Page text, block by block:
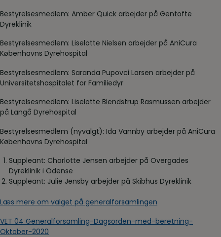
Bestyrelsesmedlem: Amber Quick arbejder på Gentofte
Dyreklinik
Bestyrelsesmedlem: Liselotte Nielsen arbejder på AniCura
Københavns Dyrehospital
Bestyrelsesmedlem: Saranda Pupovci Larsen arbejder på
Universitetshospitalet for Familiedyr
Bestyrelsesmedlem: Liselotte Blendstrup Rasmussen arbejder
på Langå Dyrehospital
Bestyrelsesmedlem (nyvalgt): Ida Vannby arbejder på AniCura
Københavns Dyrehospital
Suppleant: Charlotte Jensen arbejder på Overgades
Dyreklinik i Odense
Suppleant: Julie Jensby arbejder på Skibhus Dyreklinik
Læs mere om valget på generalforsamlingen
VET 04 Generalforsamling-Dagsorden-med-beretning-
Oktober-2020